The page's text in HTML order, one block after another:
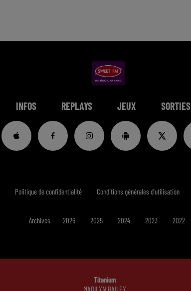
INFOS REPLAYS JEUX SORTIES
Titanium
MADILYN BAILEY
Politique de confidentialité Conditions générales d'utilisation
Archives 2026 2025 2024 2023 2022